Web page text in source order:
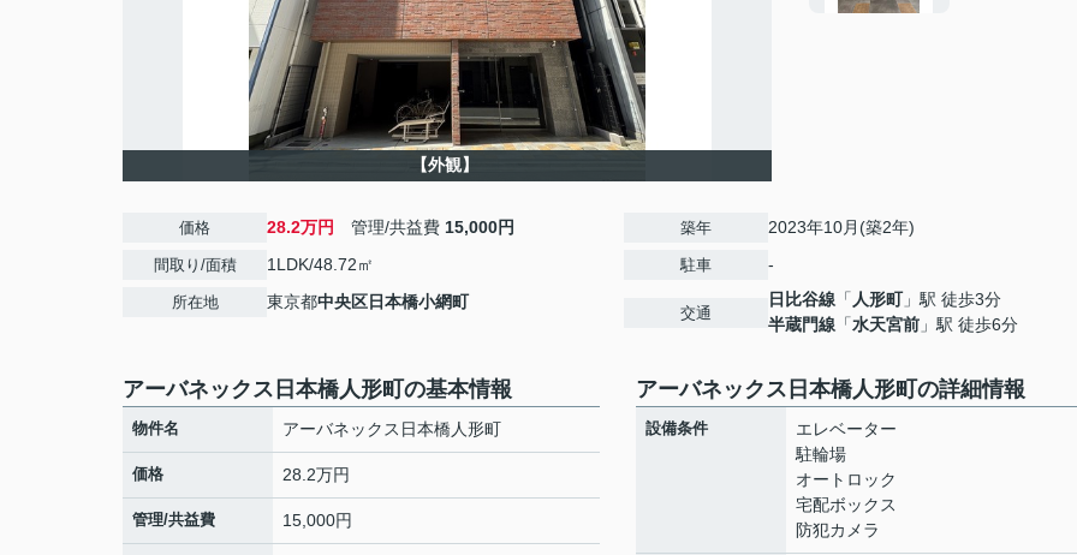
【外観】
価格 28.2万円 管理/共益費 15,000円
間取り/面積 1LDK/48.72㎡
所在地 東京都中央区日本橋小網町
築年 2023年10月(築2年)
駐車 -
交通
日比谷線 「 人形町」駅 徒歩3分
半蔵門線 「水天宮前 」駅 徒歩6分
アーバネックス日本橋人形町の基本情報
物件名 アーバネックス日本橋人形町
価格 28.2万円
管理/共益費 15,000円
アーバネックス日本橋人形町の詳細情報
設備条件
エレベーター
駐輪場
オートロック
宅配ボックス
防犯カメラ